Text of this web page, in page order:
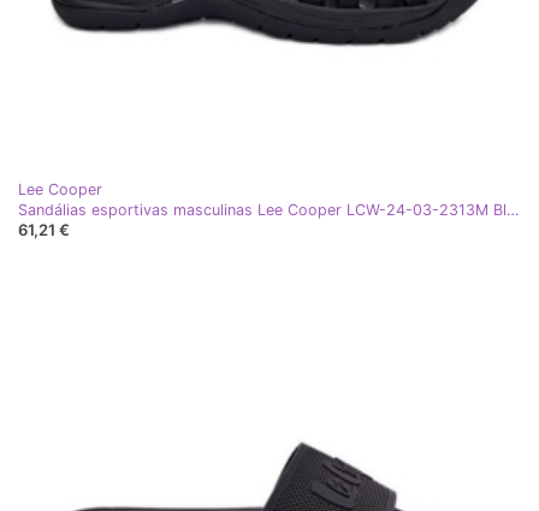
Lee Cooper
Sandálias esportivas masculinas Lee Cooper LCW-24-03-2313M Black preto
61,21 €